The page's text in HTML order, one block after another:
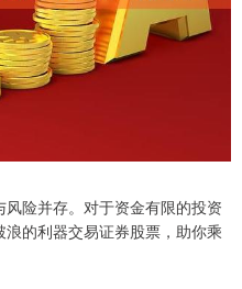
险并存。对于资金有限的投资
的利器交易证券股票，助你乘